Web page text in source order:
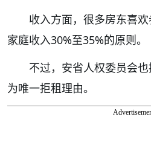
收入方面，很多房东喜
家庭收入30%至35%的原则。
不过，安省人权委员会
为唯一拒租理由。